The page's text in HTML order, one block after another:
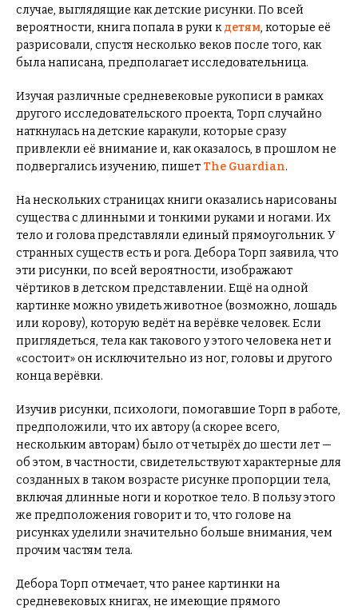
случае, выглядящие как детские рисунки. По всей
вероятности, книга попала в руки кдетям, которые её
разрисовали, спустя несколько веков после того, как
была написана, предполагает исследовательница.
Изучая различные средневековые рукописи в рамках
другого исследовательского проекта, Торп случайно
наткнулась на детские каракули, которые сразу
привлекли её внимание и, как оказалось, в прошлом не
подвергались изучению, пишет The Guardian.
На нескольких страницах книги оказались нарисованы
существа с длинными и тонкими руками и ногами. Их
тело и голова представляли единый прямоугольник. У
странных существ есть и рога. Дебора Торп заявила, что
эти рисунки, по всей вероятности, изображают
чёртиков в детском представлении. Ещё на одной
картинке можно увидеть животное (возможно, лошадь
или корову), которую ведёт на верёвке человек. Если
приглядеться, тела как такового у этого человека нет и
«состоит» он исключительно из ног, головы и другого
конца верёвки.
Изучив рисунки, психологи, помогавшие Торп в работе,
предположили, что их автору (а скорее всего,
нескольким авторам) было от четырёх до шести лет —
об этом, в частности, свидетельствуют характерные для
созданных в таком возрасте рисунке пропорции тела,
включая длинные ноги и короткое тело. В пользу этого
же предположения говорит и то, что голове на
рисунках уделили значительно больше внимания, чем
прочим частям тела.
Дебора Торп отмечает, что ранее картинки на
средневековых книгах, не имеющие прямого